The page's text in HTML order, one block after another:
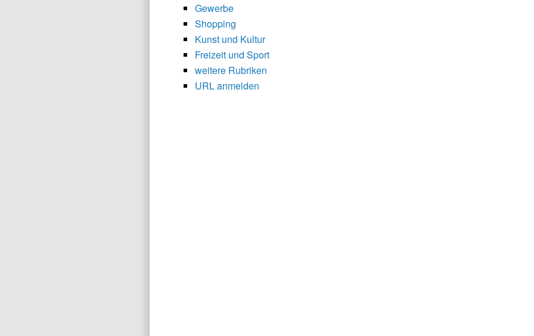
Gewerbe
Shopping
Kunst und Kultur
Freizeit und Sport
weitere Rubriken
URL anmelden